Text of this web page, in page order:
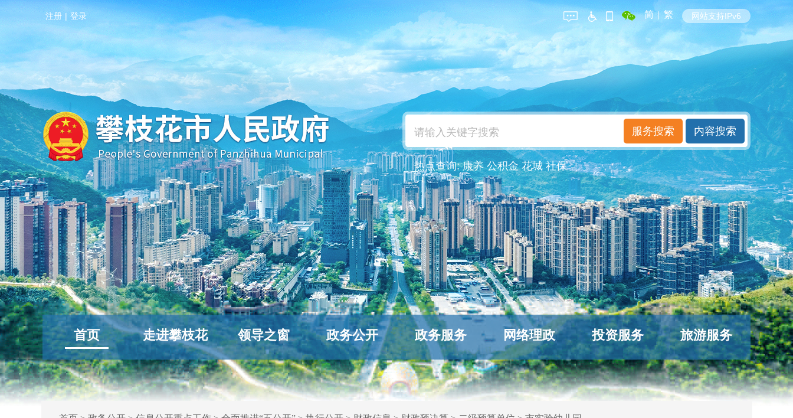
注册 | 登录 简 | 繁 网站支持IPv6
热点查询:康养 公积金 花城 社保
首页 走进攀枝花 领导之窗 政务公开 政务服务 网络理政 投资服务 旅游服务